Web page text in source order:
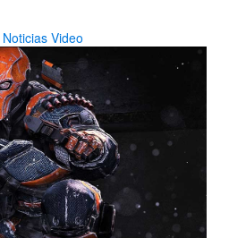
Noticias Video